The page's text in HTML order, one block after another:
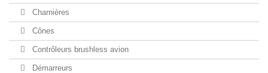
Charnières
Cônes
Contrôleurs brushless avion
Démarreurs